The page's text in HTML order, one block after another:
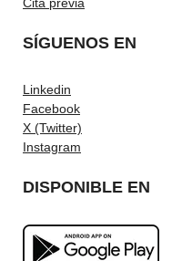
SÍGUENOS EN
Linkedin
Facebook
X (Twitter)
Instagram
DISPONIBLE EN